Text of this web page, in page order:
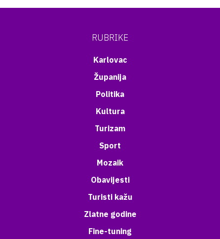
RUBRIKE
Karlovac
Županija
Politika
Kultura
Turizam
Sport
Mozaik
Obavijesti
Turisti kažu
Zlatne godine
Fine-tuning